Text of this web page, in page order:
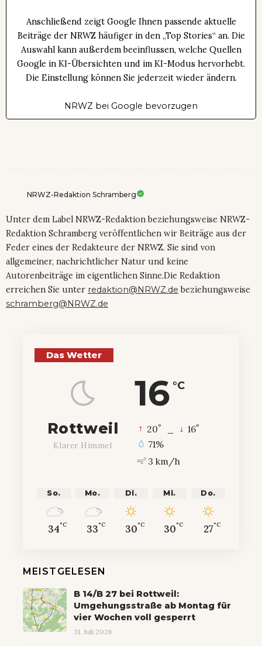
Anschließend zeigt Google Ihnen passende aktuelle
Beiträge der NRWZ häufiger in den „Top Stories“ an. Die
Auswahl kann außerdem beeinflussen, welche Quellen
Google in KI-Übersichten und im KI-Modus hervorhebt.
Die Einstellung können Sie jederzeit wieder ändern.
NRWZ bei Google bevorzugen
NRWZ-Redaktion Schramberg
Unter dem Label NRWZ-Redaktion beziehungsweise NRWZ-
Redaktion Schramberg veröffentlichen wir Beiträge aus der
Feder eines der Redakteure der NRWZ. Sie sind von
allgemeiner, nachrichtlicher Natur und keine
Autorenbeiträge im eigentlichen Sinne.Die Redaktion
erreichen Sie unter redaktion@NRWZ.de beziehungsweise
schramberg@NRWZ.de
Das Wetter
16 °C
Rottweil
Klarer Himmel
20° 16°
71%
3 km/h
So.
34°C
Mo.
33°C
Di.
30°C
Mi.
30°C
Do.
27°C
MEISTGELESEN
B 14/B 27 bei Rottweil:
Umgehungsstraße ab Montag für
vier Wochen voll gesperrt
31. Juli 2026